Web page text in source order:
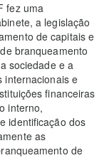
fez uma
a legislação
de capitais e
branqueamento
sociedade e a
internacionais e
financeiras
interno,
identificação dos
as
de